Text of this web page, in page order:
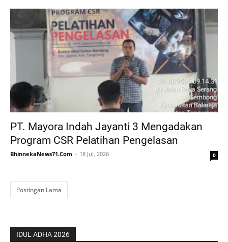
PT. Mayora Indah Jayanti 3 Mengadakan
Program CSR Pelatihan Pengelasan
BhinnekaNews71.Com 18 Jul, 2026 0
Postingan Lama
IDUL ADHA 2026